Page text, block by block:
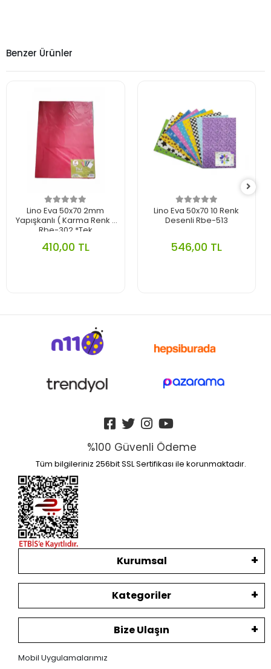
Benzer Ürünler
Lino Eva 50x70 2mm
Yapışkanlı ( Karma Renk )
Rbe-302 *Tek
410,00 TL
Lino Eva 50x70 10 Renk
Desenli Rbe-513
546,00 TL
%100 Güvenli Ödeme
Tüm bilgileriniz 256bit SSL Sertifikası ile korunmaktadır.
Kurumsal
Kategoriler
Bize Ulaşın
Mobil Uygulamalarımız